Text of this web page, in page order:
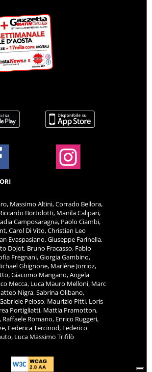
Massimo Altini, Corrado Bellora,
Bortolotti, Manila Calipari,
Camposaragna, Paolo Ciambi,
Carol Di Vito, Christian Leo
Evaspasiano, Giuseppe Farinella,
Dojot, Bruno Fracasso, Fabio
Fregnani, Giorgia Gambino,
Ghignone, Marlène Jorrioz,
Giacomo Mangano, Angela
Mecca, Luca Mauro Melloni, Marc
Nigra, Sabrina Olibano,
Peloso, Maurizio Pitti, Loris
Portigliatti, Mattia Pramotton,
Raffaele Romano, Enrico Ruggeri,
Federica Tercinod, Federico
Luca Massimo Trifilò